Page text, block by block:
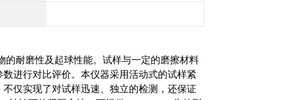
的耐磨性及起球性能。试样与一定的磨擦材料
进行对比评价。本仪器采用活动式的试样紧
仅实现了对试样迅速、独立的检测，还保证